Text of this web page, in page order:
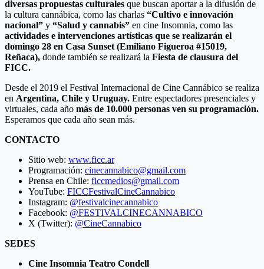
diversas propuestas culturales que buscan aportar a la difusión de
la cultura cannábica, como las charlas “Cultivo e innovación
nacional” y “Salud y cannabis” en cine Insomnia, como las
actividades e intervenciones artísticas que se realizarán el
domingo 28 en Casa Sunset (Emiliano Figueroa #15019,
Reñaca), donde también se realizará la Fiesta de clausura del
FICC.
Desde el 2019 el Festival Internacional de Cine Cannábico se realiza
en Argentina, Chile y Uruguay. Entre espectadores presenciales y
virtuales, cada año más de 10.000 personas ven su programación.
Esperamos que cada año sean más.
CONTACTO
Sitio web: www.ficc.ar
Programación: cinecannabico@gmail.com
Prensa en Chile: ficcmedios@gmail.com
YouTube: FICCFestivalCineCannabico
Instagram: @festivalcinecannabico
Facebook: @FESTIVALCINECANNABICO
X (Twitter): @CineCannabico
SEDES
Cine Insomnia Teatro Condell